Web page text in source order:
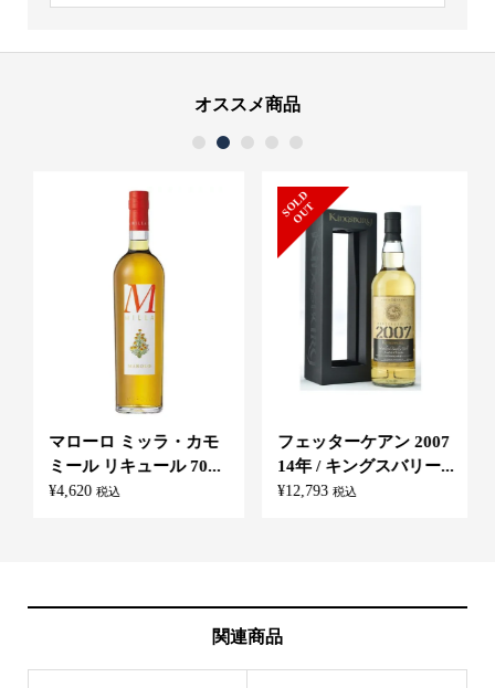
オススメ商品
マローロ ミッラ・カモ
ミール リキュール 70...
¥4,620 税込
S
O
L
D
O
U
T
フェッターケアン 2007
14年 / キングスバリー...
¥12,793 税込
1 2 3 4 5
関連商品